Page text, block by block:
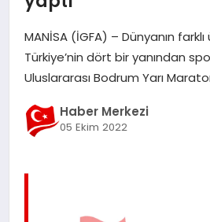
DÜNYA
EĞITIM
EKONOMI
MANİSA (İGFA) – Dünyanın
Türkiye’nin dört bir yanından
Uluslararası Bodrum Yarı
Haber Merkezi
05 Ekim 2022